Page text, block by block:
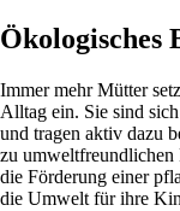
Ökologisches
Immer mehr Mütter
Alltag ein. Sie sind
und tragen aktiv dazu
zu umweltfreundlichen
die Förderung einer
die Umwelt für ihre